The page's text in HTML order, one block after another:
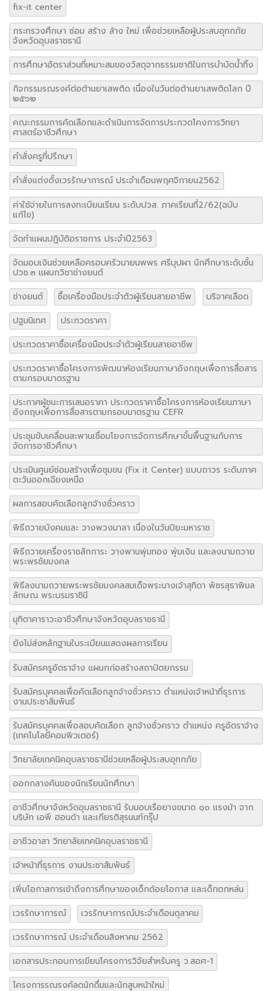
fix-it center
กระทรวงศึกษา ซ่อม สร้าง ล้าง ใหม่ เพื่อช่วยเหลือผู้ประสบอุทกภัย
จังหวัดอุบลราชธานี
การศึกษาอัตราส่วนที่เหมาะสมของวัสดุจากธรรมชาติในการบำบัดน้ำทิ้ง
กิจกรรมรณรงค์ต่อต้านยาเสพติด เนื่องในวันต่อต้านยาเสพติดโลก ปี
๒๕๖๒
คณะกรรมการคัดเลือกและดำเนินการจัดการประกวดโคงการวิทยา
ศาสตร์อาชีวศึกษา
คำสั่งครูที่ปรึกษา
คำสั่งแต่งตั้งเวรรักษาการณ์ ประจำเดือนพฤศจิกายน2562
ค่าใช้จ่ายในการลงทะเบียนเรียน ระดับปวส. ภาคเรียนที่2/62(ฉบับ
แก้ไข)
จัดทำแผนปฏิบัติอราชการ ประจำปี2563
จัดมอบเงินช่วยเหลือครอบครัวนายนพพร ศรีบุปผา นักศึกษาระดับชั้น
ปวช.๓ แผนกวิชาช่างยนต์
ช่างยนต์
ซื้อเครื่องมือประจำตัวผู้เรียนสายอาชีพ
บริจาคเลือด
ปฐมนิเทศ
ประกวดราคา
ประกวดราคาซื้อเครื่องมือประจำตัวผู้เรียนสายอาชีพ
ประกวดราคาซื้อโครงการพัฒนาห้องเรียนภาษาอังกฤษเพื่อการสื่อสาร
ตามกรอบมาตรฐาน
ประกาศผู้ชนะการเสนอราคา ประกวดราคาซื้อโครงการห้องเรียนภาษา
อังกฤษเพื่อการสื่อสารตามกรอบมาตรฐาน CEFR
ประชุมขับเคลื่อนสะพานเชื่อมโยงการจัดการศึกษาขั้นพื้นฐานกับการ
จัดการอาชีวศึกษา
ประเมินศูนย์ซ่อมสร้างเพื่อชุมขน (Fix it Center) แบบถาวร ระดับภาค
ตะวันออกเฉียงเหนือ
ผลการสอบคัดเลือกลูกจ้างชั่วคราว
พิธีถวายบังคมและ วางพวงมาลา เนื่องในวันปิยะมหาราช
พิธีถวายเครื่องราชสักการะ วางพานพุ่มทอง พุ่มเงิน และลงนามถวาย
พระพรชัยมงคล
พิธีลงนามถวายพระพรชัยมงคลสมเด็จพระนางเจ้าสุทิดา พัชรสุธาพิมล
ลักษณ พระบรมราชินี
มุทิตาคาราวะอาชีวศึกษาจังหวัดอุบลราชธานี
ยังไม่ส่งหลักฐานใบระเบียนแสดงผลการเรียน
รับสมัครครูอัตราจ้าง แผนกก่อสร้างสถาปัตยกรรม
รับสมัครบุคคลเพื่อคัดเลือกลูกจ้างชั่วคราว ตำแหน่งเจ้าหน้าที่ธุรการ
งานประชาสัมพันธ์
รับสมัครบุคคลเพื่อสอบคัดเลือก ลูกจ้างชั่วคราว ตำแหน่ง ครูอัตราจ้าง
(เทคโนโลยีคอมพิวเตอร์)
วิทยาลัยเทคนิคอุบลราชธานีช่วยเหลือผู้ประสบอุทกภัย
ออกกลางคันของนักเรียนนักศึกษา
อาชีวศึกษาจังหวัดอุบลราชธานี รับมอบเรือยางขนาด ๑๐ แรงม้า จาก
บริษัท เอพี ฮอนด้า และเกียรติสุรนนท์กรุ๊ป
อาชีวอาสา วิทยาลัยเทคนิคอุบลราชธานี
เจ้าหน้าที่ธุรการ งานประชาสัมพันธ์
เพิ่มโอกาสการเข้าถึงการศึกษาของเด็กด้อยโอกาส และเด็กตกหล่น
เวรรักษาการณ์
เวรรักษาการณ์ประจำเดือนตุลาคม
เวรรักษาการณ์ ประจำเดือนสิงหาคม 2562
เอกสารประกอบการเขียนโครงการวิจัยสำหรับครู ว.สอศ-1
โครงการรณรงค์ลดนักดื่มและนักสูบหน้าใหม่